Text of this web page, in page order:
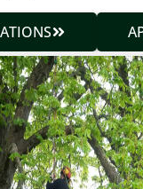
précise malgré des
conditions
résultat est
conforme à mes